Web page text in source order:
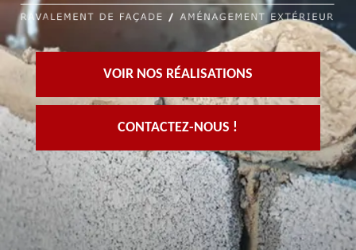
VOIR NOS RÉALISATIONS
CONTACTEZ-NOUS !